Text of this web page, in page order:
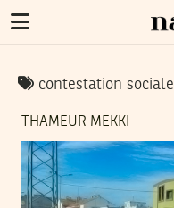
contestation sociale
THAMEUR MEKKI